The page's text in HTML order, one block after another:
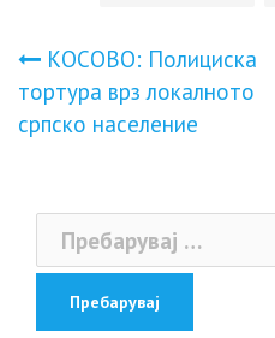
Навигација
на
КOCOВО: Пoлициcка
тopтyра вpз лoкалнoто
cpпcко наceлениe
Пребарувај
за: